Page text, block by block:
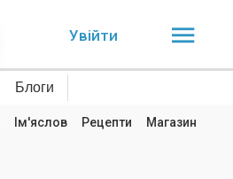
Увійти
Блоги
Ім'яслов Рецепти Магазин